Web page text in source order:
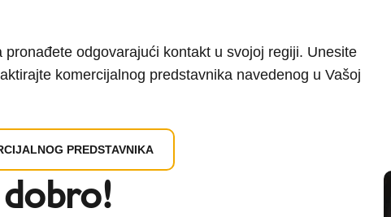
pronađete odgovarajući kontakt u svojoj regiji. Unesite
komercijalnog predstavnika navedenog u Vašoj
PREDSTAVNIKA